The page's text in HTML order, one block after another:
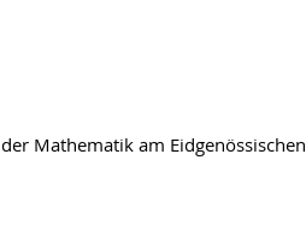
Mathematik am Eidgenössischen